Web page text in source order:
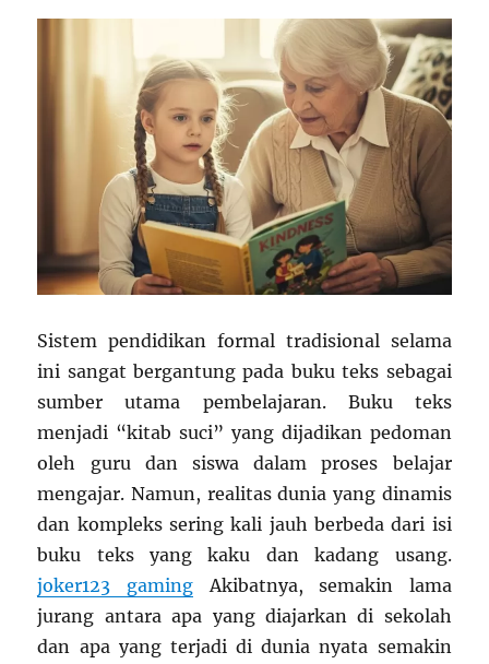
Sistem pendidikan formal tradisional selama
ini sangat bergantung pada buku teks sebagai
sumber utama pembelajaran. Buku teks
menjadi “kitab suci” yang dijadikan pedoman
oleh guru dan siswa dalam proses belajar
mengajar. Namun, realitas dunia yang dinamis
dan kompleks sering kali jauh berbeda dari isi
buku teks yang kaku dan kadang usang.
joker123 gamingAkibatnya, semakin lama
jurang antara apa yang diajarkan di sekolah
dan apa yang terjadi di dunia nyata semakin